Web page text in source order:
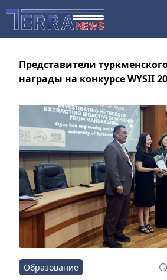
Представители
награды на конкурсе WYSII
Образование